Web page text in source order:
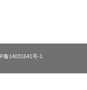
沪ICP备14031641号-1